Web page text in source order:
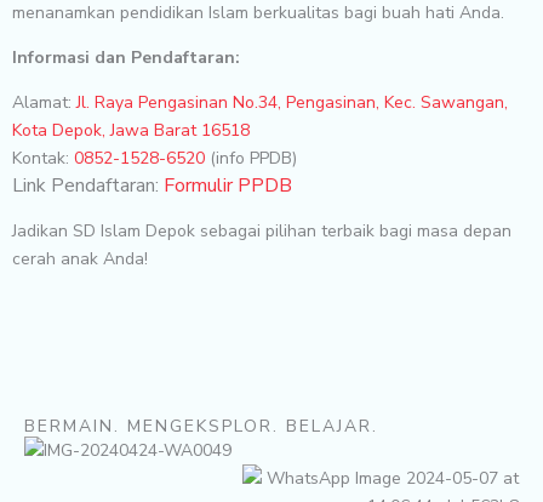
menanamkan pendidikan Islam berkualitas bagi buah hati Anda.
Informasi dan Pendaftaran:
Alamat:Jl. Raya Pengasinan No.34, Pengasinan, Kec. Sawangan,
Kota Depok, Jawa Barat 16518
Kontak: 0852-1528-6520 (info PPDB)
Link Pendaftaran: Formulir PPDB
Jadikan SD Islam Depok sebagai pilihan terbaik bagi masa depan
cerah anak Anda!
BERMAIN. MENGEKSPLOR. BELAJAR.